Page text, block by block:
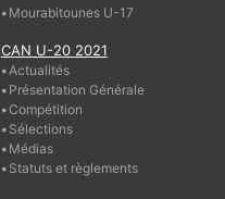
Mourabitounes U-17
CAN U-20 2021
Actualités
Présentation Générale
Compétition
Sélections
Médias
Statuts et règlements